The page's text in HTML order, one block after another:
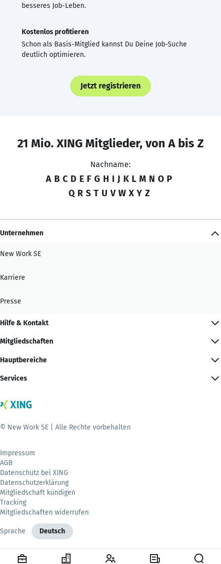
besseres Job-Leben.
Kostenlos profitieren
Schon als Basis-Mitglied kannst Du Deine Job-Suche
deutlich optimieren.
Jetzt registrieren
21 Mio. XING Mitglieder, von A bis Z
Nachname:
A B C D E F G H I J K L M N O P
Q R S T U V W X Y Z
Unternehmen
New Work SE
Karriere
Presse
Hilfe & Kontakt
Mitgliedschaften
Hauptbereiche
Services
© New Work SE | Alle Rechte vorbehalten
Impressum
AGB
Datenschutz bei XING
Datenschutzerklärung
Mitgliedschaft kündigen
Tracking
Mitgliedschaften widerrufen
Sprache Deutsch